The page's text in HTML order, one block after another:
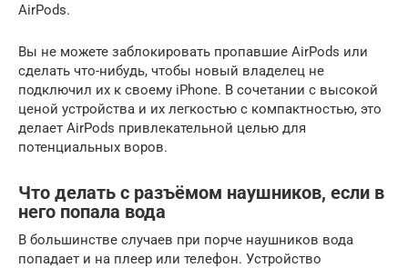
AirPods.
Вы не можете заблокировать пропавшие AirPods или
сделать что-нибудь, чтобы новый владелец не
подключил их к своему iPhone. В сочетании с высокой
ценой устройства и их легкостью с компактностью, это
делает AirPods привлекательной целью для
потенциальных воров.
Что делать с разъёмом наушников, если в
него попала вода
В большинстве случаев при порче наушников вода
попадает и на плеер или телефон. Устройство